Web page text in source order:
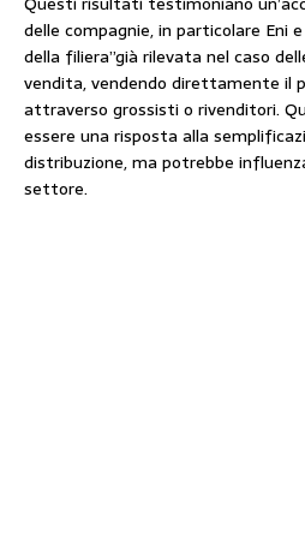
delle compagnie, in particolare Eni
della filiera”già rilevata nel caso
vendita, vendendo direttamente il
attraverso grossisti o rivenditori.
essere una risposta alla
distribuzione, ma potrebbe
settore.